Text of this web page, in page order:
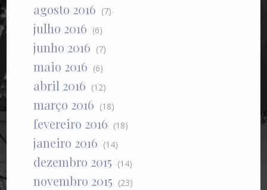
agosto 2016 (7)
julho 2016 (6)
junho 2016 (7)
maio 2016 (6)
abril 2016 (12)
março 2016 (18)
fevereiro 2016 (18)
janeiro 2016 (14)
dezembro 2015 (14)
novembro 2015 (23)